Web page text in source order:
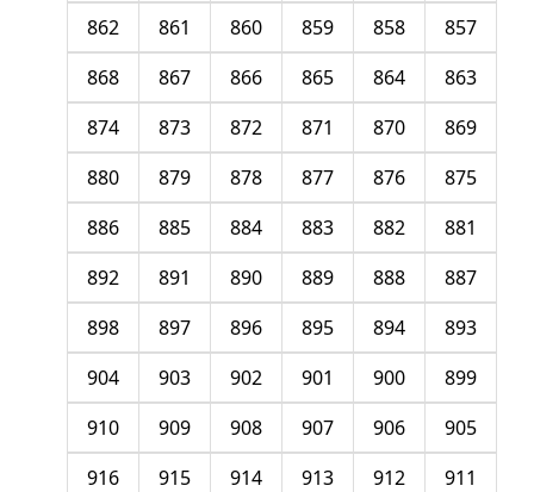
857
858
859
860
861
862
863
864
865
866
867
868
869
870
871
872
873
874
875
876
877
878
879
880
881
882
883
884
885
886
887
888
889
890
891
892
893
894
895
896
897
898
899
900
901
902
903
904
905
906
907
908
909
910
911
912
913
914
915
916